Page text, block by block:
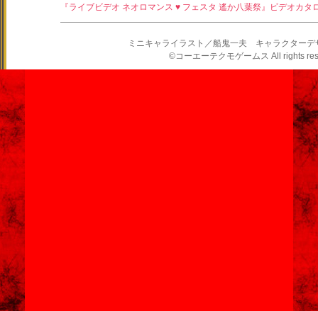
『ライブビデオ ネオロマンス ♥ フェスタ 遙か八葉祭』ビデオカタ
ミニキャライラスト／船鬼一夫 キャラクターデ
©コーエーテクモゲームス All rights